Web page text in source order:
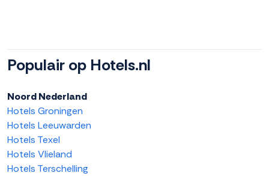
Populair op Hotels.nl
Noord Nederland
Hotels Groningen
Hotels Leeuwarden
Hotels Texel
Hotels Vlieland
Hotels Terschelling